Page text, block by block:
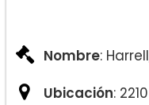
Nombre:
Ubicación: